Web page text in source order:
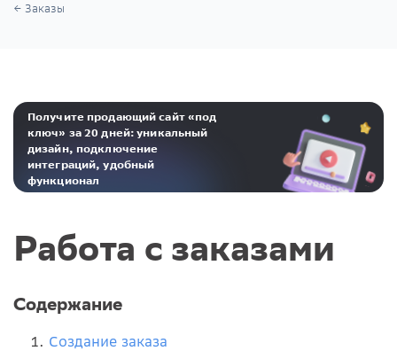
Заказы
Получите продающий сайт «под
ключ» за 20 дней: уникальный
дизайн, подключение
интеграций, удобный
функционал
Работа с заказами
Содержание
Создание заказа